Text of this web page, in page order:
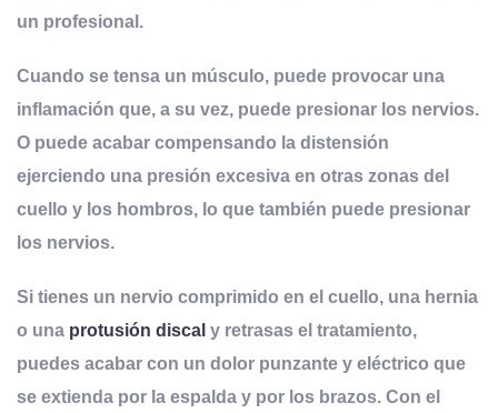
un profesional.
Cuando se tensa un músculo, puede provocar una
inflamación que, a su vez, puede presionar los nervios.
O puede acabar compensando la distensión
ejerciendo una presión excesiva en otras zonas del
cuello y los hombros, lo que también puede presionar
los nervios.
Si tienes un nervio comprimido en el cuello, una hernia
o una protusión discal y retrasas el tratamiento,
puedes acabar con un dolor punzante y eléctrico que
se extienda por la espalda y por los brazos. Con el